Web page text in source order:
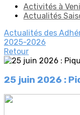
Activités à
Actualités
Actualités des
2025-2026
Retour
25 juin 2026 :